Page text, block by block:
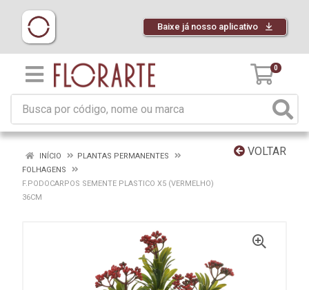
Baixe já nosso aplicativo
0
VOLTAR
INÍCIO
PLANTAS PERMANENTES
FOLHAGENS
F.PODOCARPOS SEMENTE PLASTICO X5 (VERMELHO)
36CM